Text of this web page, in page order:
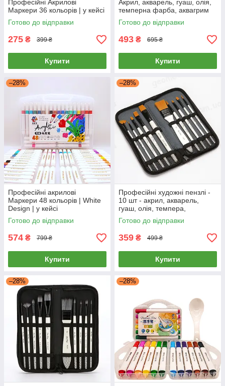
Професійні Акрилові
Маркери 36 кольорів | у кейсі
Готово до відправки
275 ₴ 399 ₴
Купити
Акрил, акварель, гуаш, олія,
темперна фарба, аквагрим
Готово до відправки
493 ₴ 695 ₴
Купити
–28%
Професійні акрилові
Маркери 48 кольорів | White
Design | у кейсі
Готово до відправки
574 ₴ 799 ₴
Купити
–28%
Професійні художні пензлі -
10 шт - акрил, акварель,
гуаш, олія, темпера,
аквагрим
Готово до відправки
359 ₴ 499 ₴
Купити
–28% –28%